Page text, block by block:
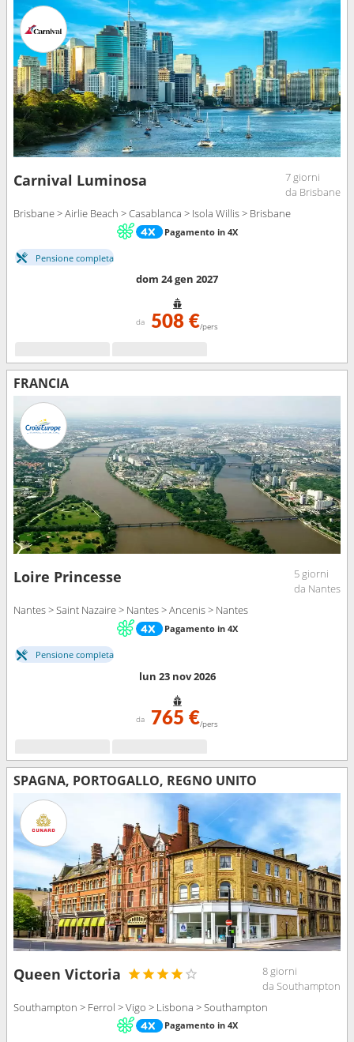
Carnival Luminosa
7 giorni
da Brisbane
Brisbane > Airlie Beach > Casablanca > Isola Willis > Brisbane
Pagamento in 4X
Pensione completa
dom 24 gen 2027
da 508 €/pers
FRANCIA
Loire Princesse
5 giorni
da Nantes
Nantes > Saint Nazaire > Nantes > Ancenis > Nantes
Pagamento in 4X
Pensione completa
lun 23 nov 2026
da 765 €/pers
SPAGNA, PORTOGALLO, REGNO UNITO
Queen Victoria
8 giorni
da Southampton
Southampton > Ferrol > Vigo > Lisbona > Southampton
Pagamento in 4X